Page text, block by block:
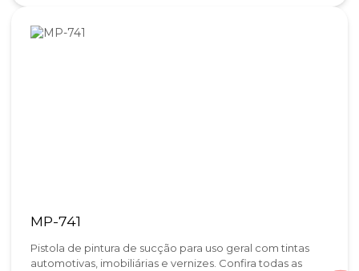
MP-741
Pistola de pintura de sucção para uso geral com tintas
automotivas, imobiliárias e vernizes. Confira todas as